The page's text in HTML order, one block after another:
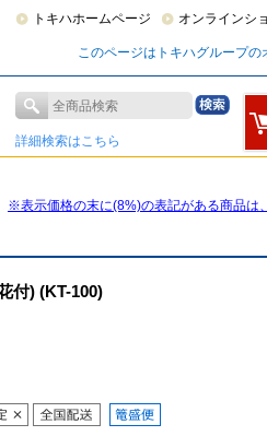
トキハホームページ オンラインシ
このページはトキハグループ
詳細検索はこちら
※表示価格の末に(8%)の表記がある商品は
付) (KT-100)